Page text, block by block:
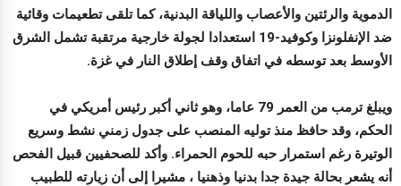
الدموية والرئتين والأعصاب واللياقة البدنية، كما تلقى تطعيمات وقائية
ضد الإنفلونزا وكوفيد-19 استعدادا لجولة خارجية مرتقبة تشمل الشرق
الأوسط بعد توسطه في اتفاق وقف إطلاق النار في غزة.
ويبلغ ترمب من العمر 79 عاما، وهو ثاني أكبر رئيس أمريكي في
الحكم، وقد حافظ منذ توليه المنصب على جدول زمني نشط وسريع
الوتيرة رغم استمرار حبه للحوم الحمراء. وأكد للصحفيين قبيل الفحص
أنه يشعر بحالة جيدة جدا بدنيا وذهنيا ، مشيرا إلى أن زيارته للطبيب